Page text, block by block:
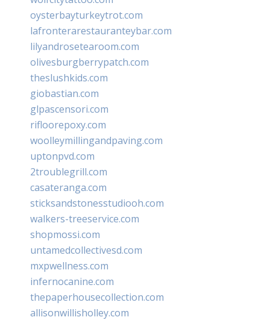
oysterbayturkeytrot.com
lafronterarestauranteybar.com
lilyandrosetearoom.com
olivesburgberrypatch.com
theslushkids.com
giobastian.com
glpascensori.com
rifloorepoxy.com
woolleymillingandpaving.com
uptonpvd.com
2troublegrill.com
casateranga.com
sticksandstonesstudiooh.com
walkers-treeservice.com
shopmossi.com
untamedcollectivesd.com
mxpwellness.com
infernocanine.com
thepaperhousecollection.com
allisonwillisholley.com